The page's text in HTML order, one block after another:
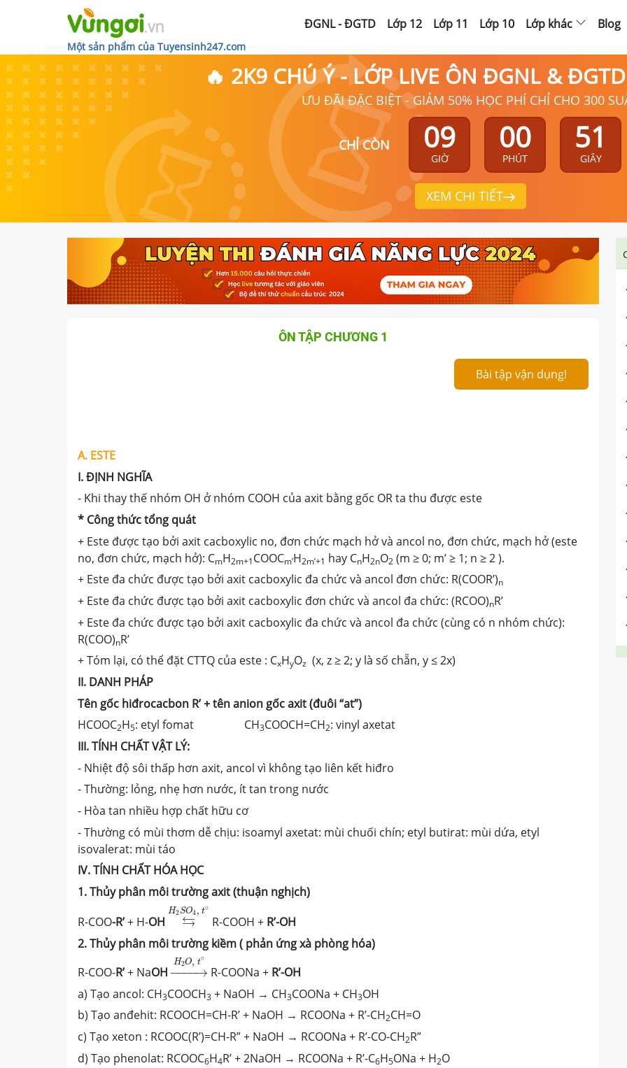
Một sản phẩm của Tuyensinh247.com
ĐGNL - ĐGTD Lớp 12 Lớp 11 Lớp 10 Lớp khác Blog
🔥 2K9 CHÚ Ý - LỚP LIVE ÔN ĐGNL &
ƯU ĐÃI ĐẶC BIỆT - GIẢM 50% HỌC PHÍ CHỈ CHO 300
CHỈ CÒN 09
GIỜ
00
PHÚT
50
GIÂY
XEM CHI TIẾT
ÔN TẬP CHƯƠNG 1
Bài tập vận dụng!
A. ESTE
I. ĐỊNH NGHĨA
- Khi thay thế nhóm OH ở nhóm COOH của axit bằng gốc OR ta thu được este
* Công thức tổng quát
+ Este được tạo bởi axit cacboxylic no, đơn chức mạch hở và ancol no, đơn chức, mạch hở (este
no, đơn chức, mạch hở): CmH­­2m+1COOCm’H2m’+1 hay CnH2nO2 (m ≥ 0; m’ ≥ 1; n ≥ 2 ).
+ Este đa chức được tạo bởi axit cacboxylic đa chức và ancol đơn chức: R(COOR’)n
+ Este đa chức được tạo bởi axit cacboxylic đơn chức và ancol đa chức: (RCOO)nR’
+ Este đa chức được tạo bởi axit cacboxylic đa chức và ancol đa chức (cùng có n nhóm chức):
R(COO)nR’
+ Tóm lại, có thể đặt CTTQ của este : CxHyOz (x, z ≥ 2; y là số chẵn, y ≤ 2x)
II. DANH PHÁP
Tên gốc hiđrocacbon R’ + tên anion gốc axit (đuôi “at”)
HCOOC2H5: etyl fomat CH3COOCH=CH2: vinyl axetat
III. TÍNH CHẤT VẬT LÝ:
- Nhiệt độ sôi thấp hơn axit, ancol vì không tạo liên kết hiđro
- Thường: lỏng, nhẹ hơn nước, ít tan trong nước
- Hòa tan nhiều hợp chất hữu cơ
- Thường có mùi thơm dễ chịu: isoamyl axetat: mùi chuối chín; etyl butirat: mùi dứa, etyl
isovalerat: mùi táo
IV. TÍNH CHẤT HÓA HỌC
1. Thủy phân môi trường axit (thuận nghịch)
R-COO-R’+ H-OH
H2SO4, t∘
⇆
⇆H2 SO
R-COOH + R’-OH
2. Thủy phân môi trường kiềm ( phản ứng xà phòng hóa)
R-COO-R’+ NaOH
H2O, t∘
−−−−→
→H 2O
R-COONa + R’-OH
a) Tạo ancol: CH3COOCH3 + NaOH → CH3COONa + CH3OH
b) Tạo anđehit: RCOOCH=CH-R’ + NaOH → RCOONa + R’-CH2CH=O
c) Tạo xeton : RCOOC(R’)=CH-R” + NaOH → RCOONa + R’-CO-CH2R”
d) Tạo phenolat: RCOOC6H4R’ + 2NaOH → RCOONa + R’-C6H5ONa + H2O